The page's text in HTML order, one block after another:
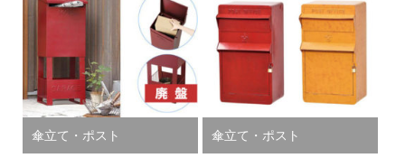
傘立て・ポスト 傘立て・ポスト